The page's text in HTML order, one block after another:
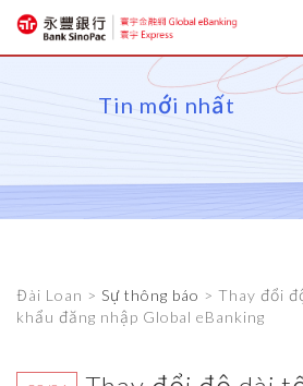
Tin mới nhất
Ngân hàng di động cho
Thông tin tài
Tin mới nhất
Đài Loan > Sự thông báo > Thay đổi
khẩu đăng nhập Global eBanking